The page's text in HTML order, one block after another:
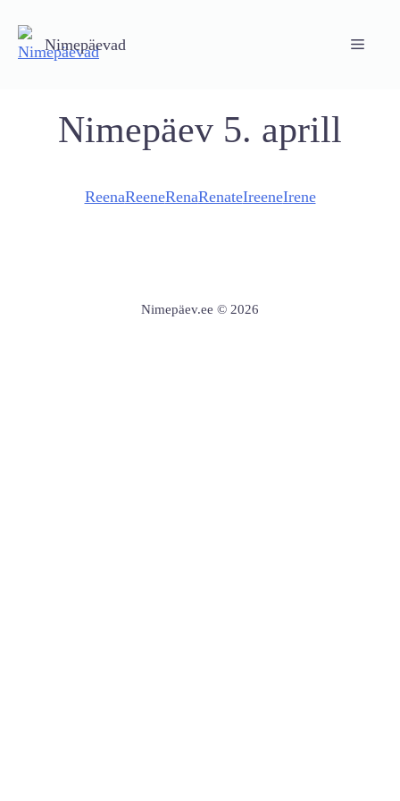
content
Nimepäevad Menu
Nimepäev 5. aprill
ReenaReeneRenaRenateIreeneIrene
Nimepäev.ee © 2026